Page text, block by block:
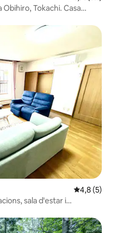
Tokachi. Casa
4,8 de
4,8 (5)
sala d'estar i
gratuït per a 3
15 minuts en cotxe de